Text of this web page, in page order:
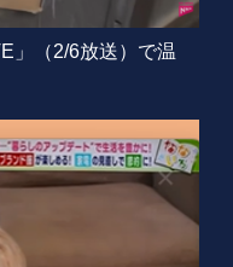
」（2/6放送）で温